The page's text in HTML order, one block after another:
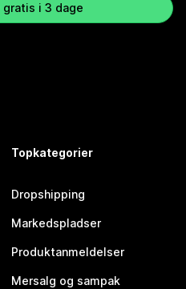
gratis i 3 dage
Topkategorier
Dropshipping
Markedspladser
Produktanmeldelser
Mersalg og sampak